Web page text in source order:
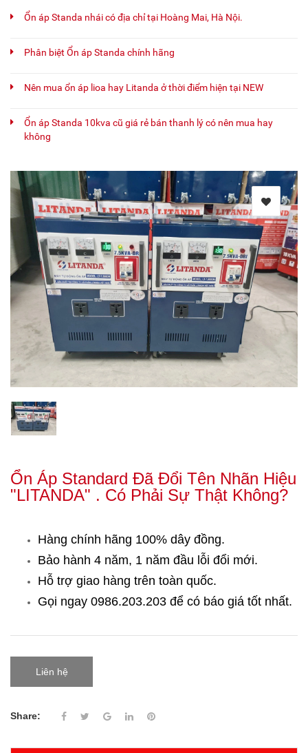
Ổn áp Standa nhái có địa chỉ tại Hoàng Mai, Hà Nội.
Phân biệt Ổn áp Standa chính hãng
Nên mua ổn áp lioa hay Litanda ở thời điểm hiện tại NEW
Ổn áp Standa 10kva cũ giá rẻ bán thanh lý có nên mua hay
không
Ổn Áp Standard Đã Đổi Tên Nhãn Hiệu
"LITANDA" . Có Phải Sự Thật Không?
Hàng chính hãng 100% dây đồng.
Bảo hành 4 năm, 1 năm đầu lỗi đổi mới.
Hỗ trợ giao hàng trên toàn quốc.
Gọi ngay 0986.203.203 để có báo giá tốt nhất.
Liên hệ
Share: